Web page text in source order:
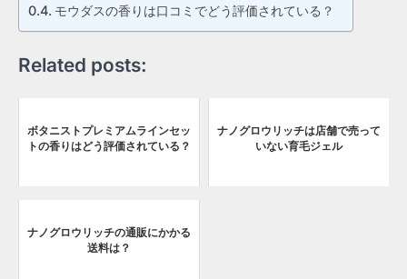
モウダスの香りは口コミでどう評価されている？
Related posts:
ボタニストプレミアムラインセッ
トの香りはどう評価されている？
ナノグロウリッチは店舗で売って
いない育毛ジェル
ナノグロウリッチの通販にかかる
送料は？